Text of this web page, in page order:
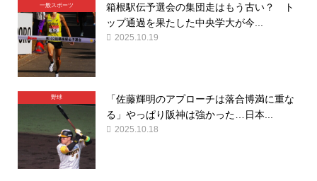
一般スポーツ
箱根駅伝予選会の集団走はもう古い？ ト
ップ通過を果たした中央学大が今...
2025.10.19
野球
「佐藤輝明のアプローチは落合博満に重な
る」やっぱり阪神は強かった…日本...
2025.10.18